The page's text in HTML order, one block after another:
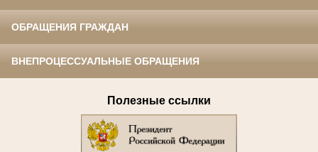
ОБРАЩЕНИЯ ГРАЖДАН
ВНЕПРОЦЕССУАЛЬНЫЕ ОБРАЩЕНИЯ
Полезные ссылки